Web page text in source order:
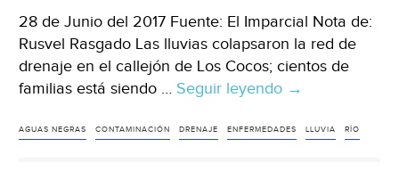
28 de Junio del 2017 Fuente: El Imparcial Nota de:
Rusvel Rasgado Las lluvias colapsaron la red de
drenaje en el callejón de Los Cocos; cientos de
familias está siendo … Seguir leyendo Viven
aguas
→
AGUAS NEGRAS CONTAMINACIÓN DRENAJE ENFERMEDADES LLUVIA RÍO